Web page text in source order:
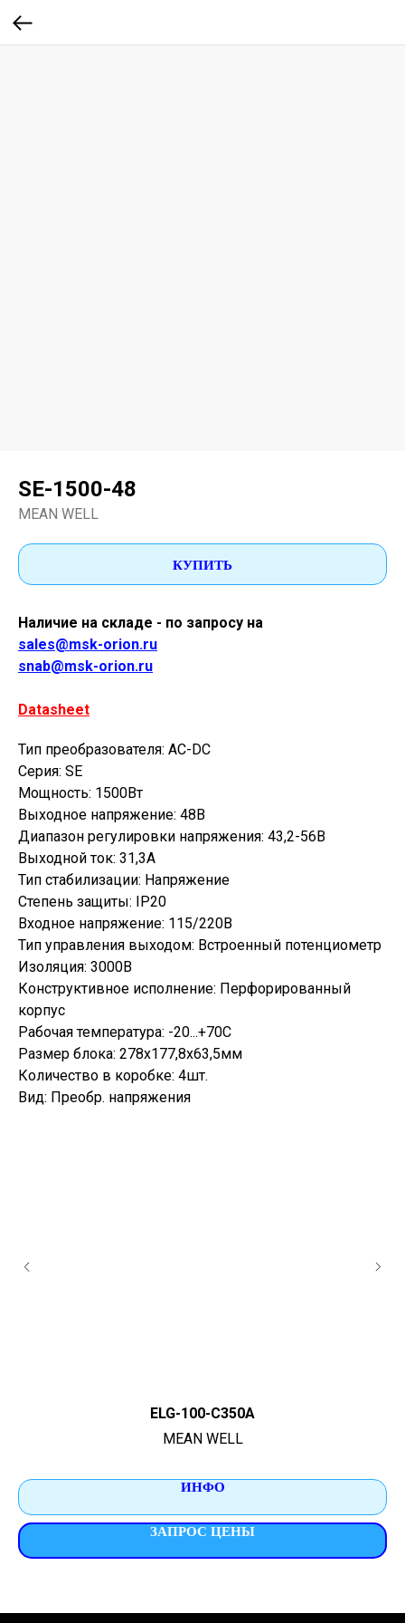
SE-1500-48
MEAN WELL
КУПИТЬ
Наличие на складе - по запросу на
sales@msk-orion.ru
snab@msk-orion.ru
Datasheet
Тип преобразователя: AC-DC
Серия: SE
Мощность: 1500Вт
Выходное напряжение: 48В
Диапазон регулировки напряжения: 43,2-56В
Выходной ток: 31,3А
Тип стабилизации: Напряжение
Степень защиты: IP20
Входное напряжение: 115/220В
Тип управления выходом: Встроенный потенциометр
Изоляция: 3000В
Конструктивное исполнение: Перфорированный
корпус
Рабочая температура: -20...+70С
Размер блока: 278х177,8х63,5мм
Количество в коробке: 4шт.
Вид: Преобр. напряжения
ELG-100-C350A
MEAN WELL
ИНФО
ЗАПРОС ЦЕНЫ